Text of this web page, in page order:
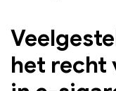
het recht